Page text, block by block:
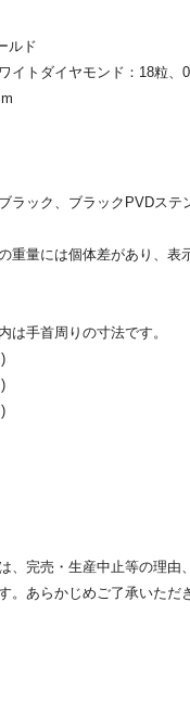
ルド
イトダイヤモンド：18粒、
ラック、ブラックPVDステ
重量には個体差があり、表
は手首周りの寸法です。
、完売・生産中止等の理由
。あらかじめご了承いただ